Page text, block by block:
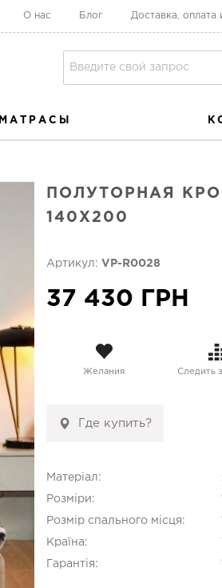
О нас Блог Доставка, оплата
МАТРАСЫ
ПОЛУТОРНАЯ
140X200
Артикул: VP-R0028
37 430 ГРН
Желания Следить
Где купить?
Матеріал:
Розміри:
Розмір спального місця:
Країна:
Гарантія: